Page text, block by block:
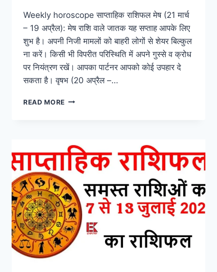
Weekly horoscope साप्ताहिक राशिफल मेष (21 मार्च
– 19 अप्रैल): मेष राशि वाले जातक यह सप्ताह आपके लिए
शुभ है। अपनी निजी मामलों को बाहरी लोगों से शेयर बिल्कुल
ना करें। किसी भी विपरीत परिस्थिति में अपने गुस्से व क्रोध
पर नियंत्रण रखें। आपका पार्टनर आपको कोई उपहार दे
सकता है। वृषभ (20 अप्रैल –…
READ MORE WEEKLY
सभी
राशियों
का
14
से
20
जुलाई
2024
तक
का
भविष्यफल